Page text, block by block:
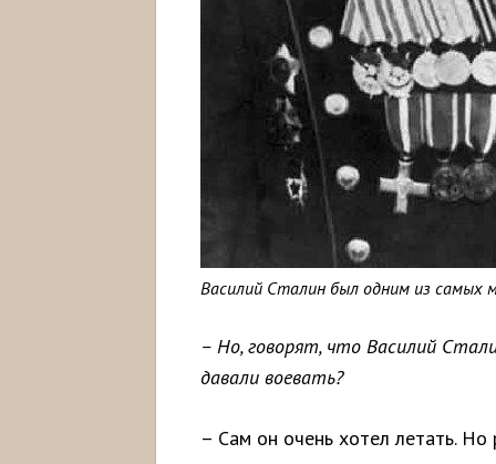
Василий Сталин был одним из самых
– Но, говорят, что Василий
давали воевать?
– Сам он очень хотел летать.